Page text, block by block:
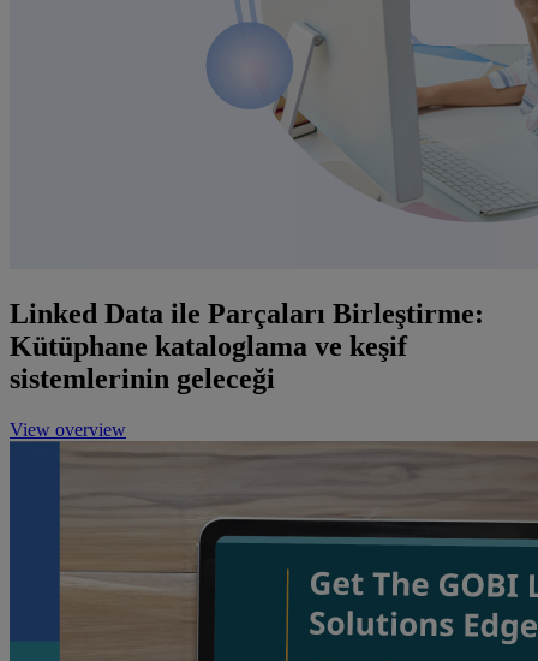
Linked Data ile Parçaları Birleştirme:
Kütüphane kataloglama ve keşif
sistemlerinin geleceği
View overview